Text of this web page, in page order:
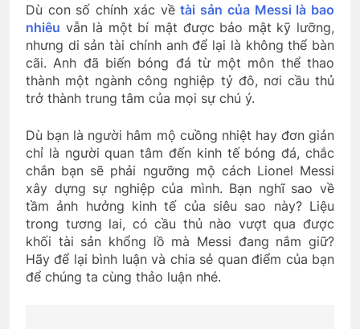
Dù con số chính xác vềtài sản của Messi là bao
nhiêu vẫn là một bí mật được bảo mật kỹ lưỡng,
nhưng di sản tài chính anh để lại là không thể bàn
cãi. Anh đã biến bóng đá từ một môn thể thao
thành một ngành công nghiệp tỷ đô, nơi cầu thủ
trở thành trung tâm của mọi sự chú ý.
Dù bạn là người hâm mộ cuồng nhiệt hay đơn giản
chỉ là người quan tâm đến kinh tế bóng đá, chắc
chắn bạn sẽ phải ngưỡng mộ cách Lionel Messi
xây dựng sự nghiệp của mình. Bạn nghĩ sao về
tầm ảnh hưởng kinh tế của siêu sao này? Liệu
trong tương lai, có cầu thủ nào vượt qua được
khối tài sản khổng lồ mà Messi đang nắm giữ?
Hãy để lại bình luận và chia sẻ quan điểm của bạn
để chúng ta cùng thảo luận nhé.